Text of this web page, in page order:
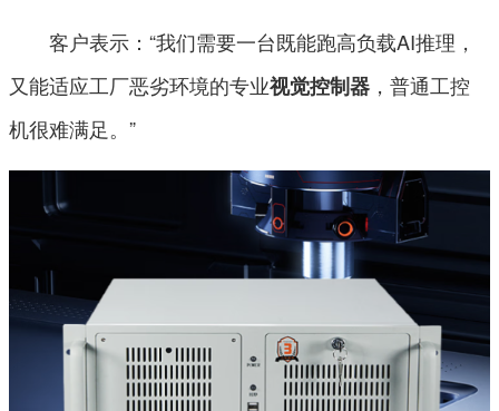
客户表示：“我们需要一台既能跑高负载AI推理，
又能适应工厂恶劣环境的专业视觉控制器 ，普通工控
机很难满足。”